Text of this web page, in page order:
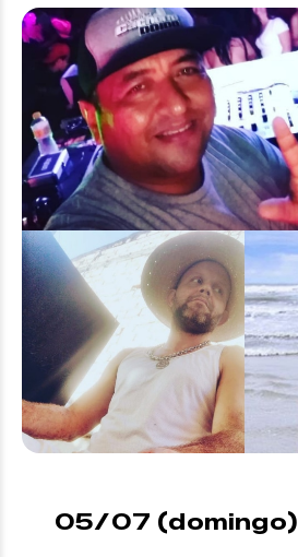
05/07 (domingo)